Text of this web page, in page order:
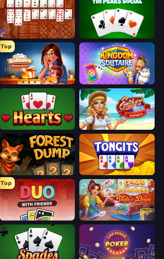
Algerian Solitaire Tri Peaks Social
Top
Solitaire Home Story Kingdom Solitaire
Hearts: Classic Emily's Hotel Solitaire
Forest Dump Tongits
Top
DUO With Friends Card Scramble: Viola's Diner